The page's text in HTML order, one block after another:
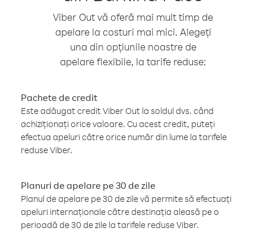
Viber Out vă oferă mai mult timp de
apelare la costuri mai mici. Alegeți
una din opțiunile noastre de
apelare flexibile, la tarife reduse:
Pachete de credit
Este adăugat credit Viber Out la soldul dvs. când
achiziționați orice valoare. Cu acest credit, puteți
efectua apeluri către orice număr din lume la tarifele
reduse Viber.
Planuri de apelare pe 30 de zile
Planul de apelare pe 30 de zile vă permite să efectuați
apeluri internaționale către destinația aleasă pe o
perioadă de 30 de zile la tarifele reduse Viber.